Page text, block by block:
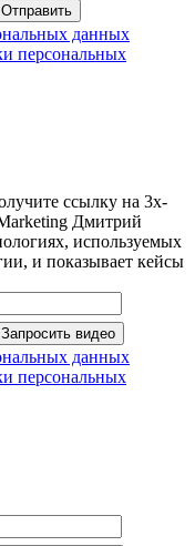
Отправить
данных
персональных
ссылку на 3х-
Дмитрий
используемых
и показывает кейсы
Запросить видео
данных
персональных